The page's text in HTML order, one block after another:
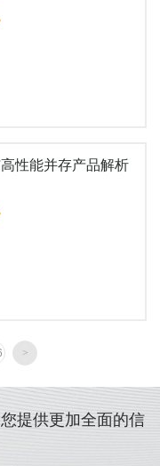
性能并存产品解析
>
提供更加全面的信